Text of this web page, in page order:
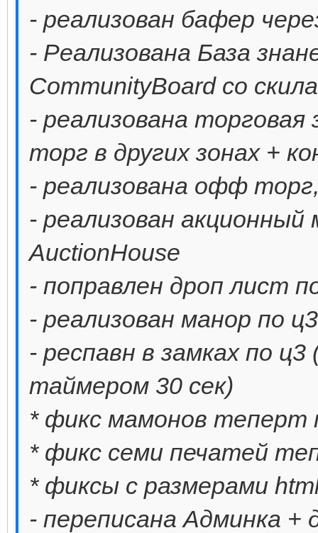
- реализован бафер
- Реализована База
CommunityBoard со
- реализована торговая
торг в других зонах +
- реализована офф
- реализован акционный
AuctionHouse
- поправлен дроп лист
- реализован манор по
- респавн в замках по ц3
таймером 30 сек)
* фикс мамонов теперт
* фикс семи печатей
* фиксы с размерами
- переписана Админка +